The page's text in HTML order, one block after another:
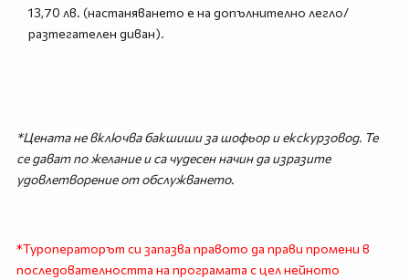
13,70 лв. (настаняването е на допълнително легло/
разтегателен диван).
*Цената не включва бакшиши за шофьор и екскурзовод. Те
се дават по желание и са чудесен начин да изразите
удовлетворение от обслужването.
*Туроператорът си запазва правото да прави промени в
последователността на програмата с цел нейното